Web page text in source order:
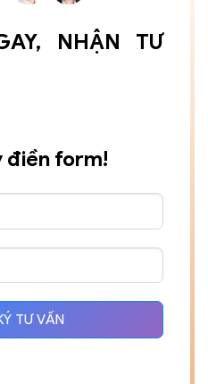
NHẬN TƯ
điền form!
TƯ VẤN